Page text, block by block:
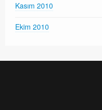
Kasım 2010
Ekim 2010